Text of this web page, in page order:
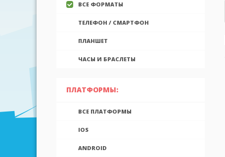
ВСЕ ФОРМАТЫ
ТЕЛЕФОН / СМАРТФОН
ПЛАНШЕТ
ЧАСЫ И БРАСЛЕТЫ
ПЛАТФОРМЫ:
ВСЕ ПЛАТФОРМЫ
IOS
ANDROID